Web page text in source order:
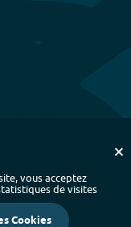
-
les cookies
vous acceptez
de visites
Cookies